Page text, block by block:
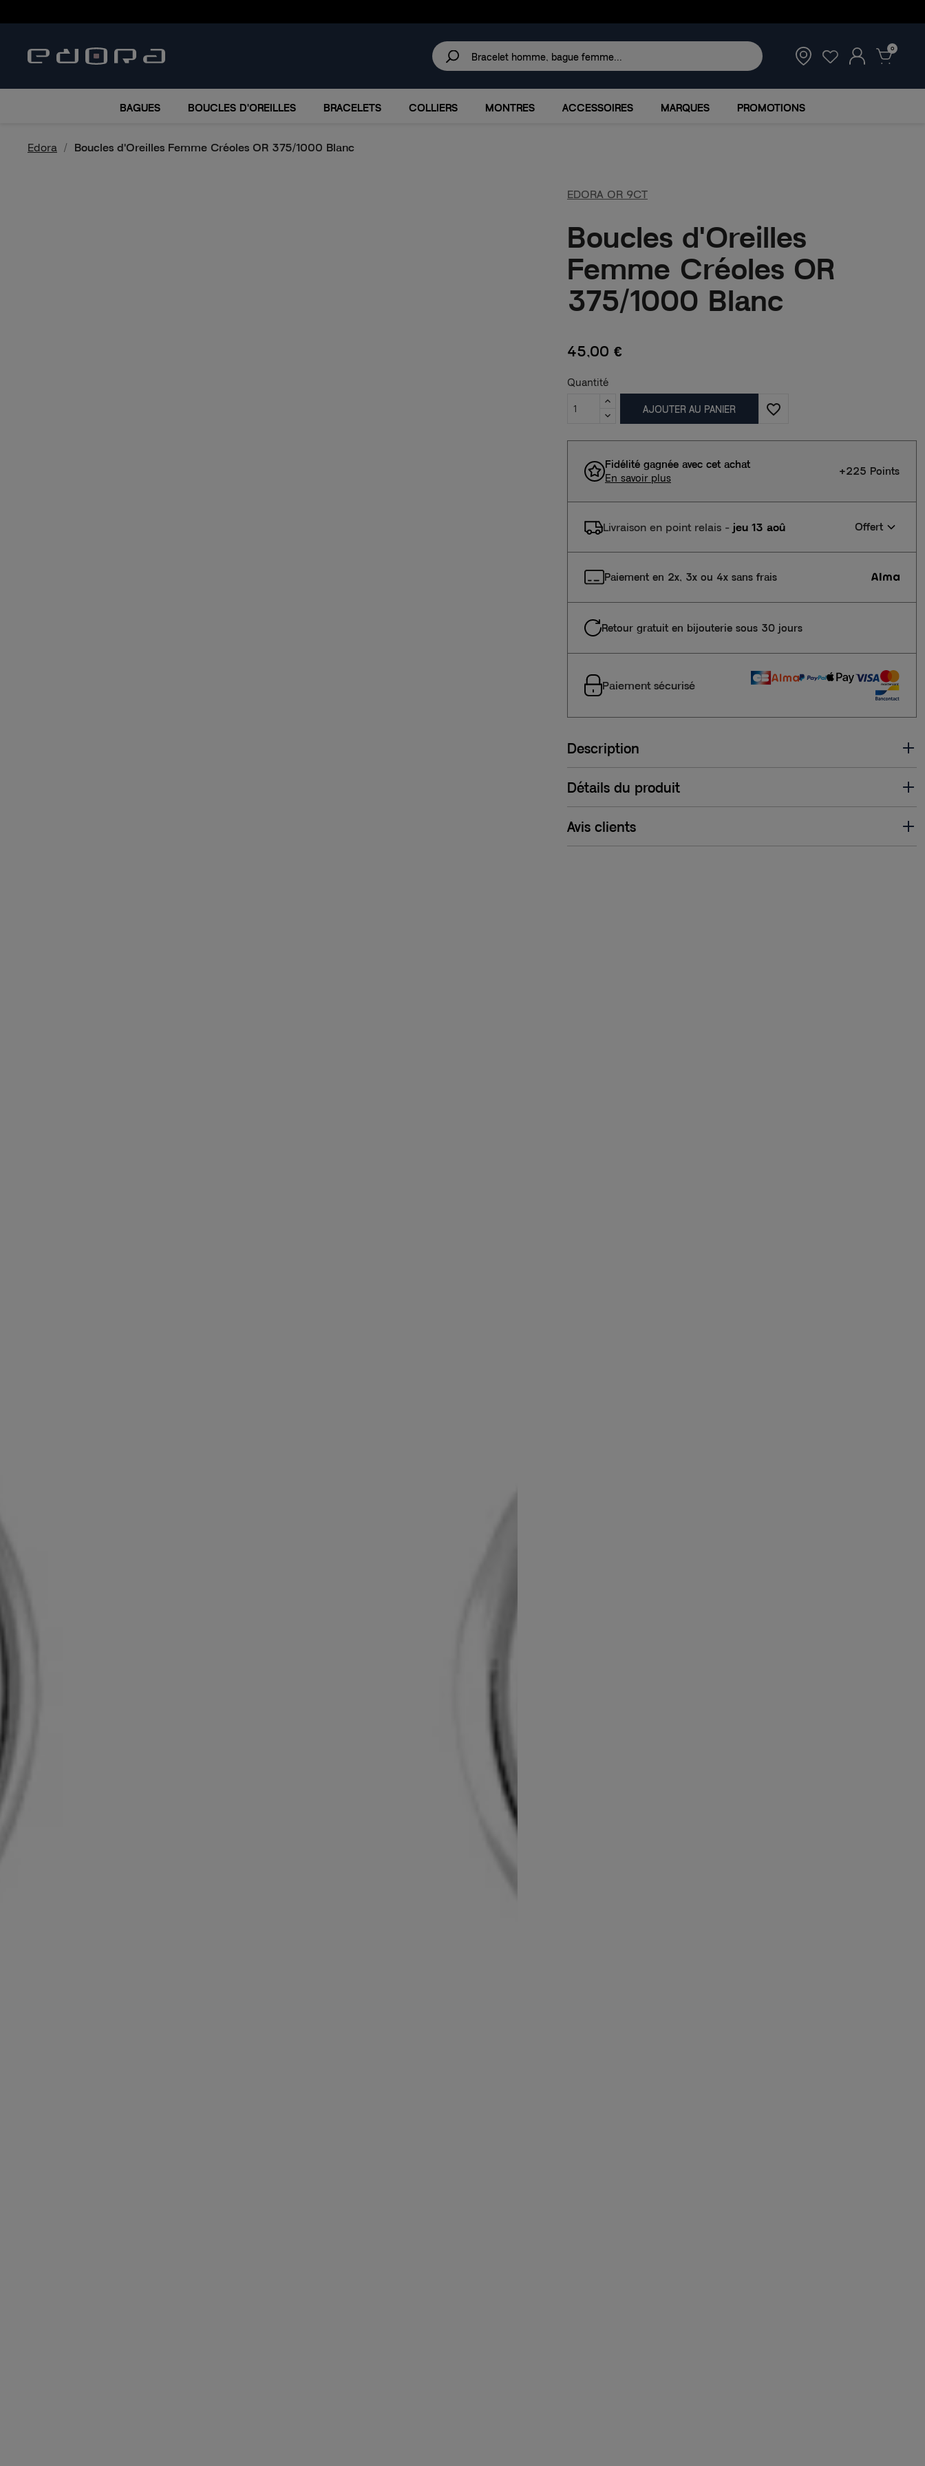
BRACELETS COLLIERS PROMOTIONS
0
BAGUES BOUCLES D'OREILLES BRACELETS COLLIERS MONTRES ACCESSOIRES MARQUES PROMOTIONS
Edora Boucles d'Oreilles Femme Créoles OR 375/1000 Blanc
EDORA OR 9CT
Boucles d'Oreilles
Femme Créoles OR
375/1000 Blanc
45,00 €
Quantité
AJOUTER AU PANIER favorite_border
Fidélité gagnée avec cet achat
En savoir plus
+225 Points
Livraison en point relais- jeu 13 aoû Offert
Paiement en 2x, 3x ou 4x sans frais
Retour gratuit en bijouterie sous 30 jours
Paiement sécurisé
Description
Détails du produit
Avis clients